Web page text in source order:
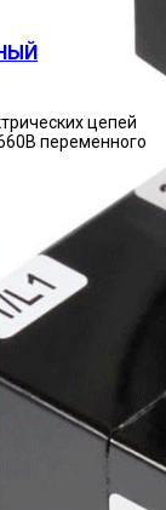
цепей
переменного